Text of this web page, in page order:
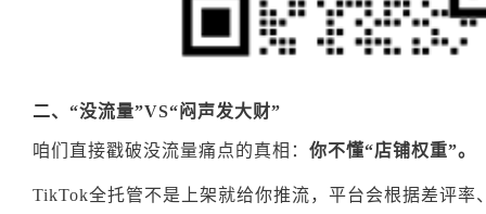
二、“没流量”VS“闷声发大财”
咱们直接戳破没流量痛点的真相： 你不懂“店铺权重”。
TikTok全托管不是上架就给你推流，平台会根据差评率